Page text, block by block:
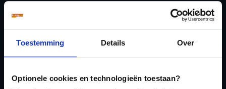
Toestemming Details Over
Optionele cookies en technologieën toestaan?
Schrijf je in voor de
nieuwsbrief